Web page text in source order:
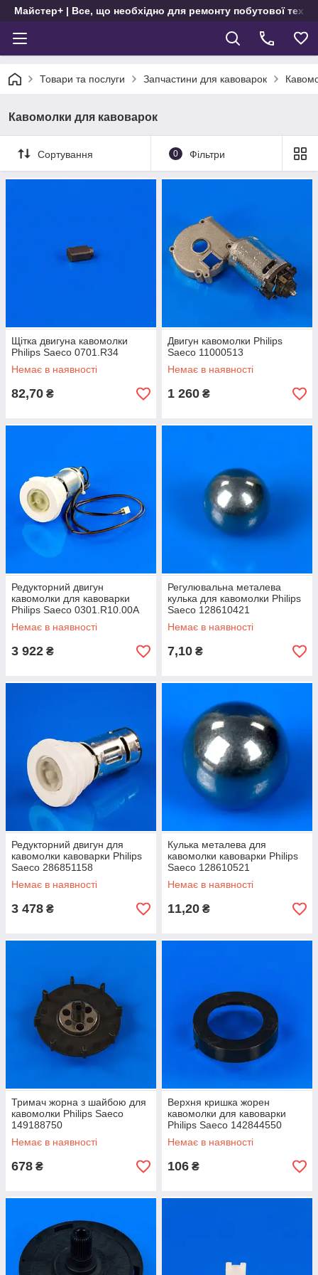
Майстер+ | Все, що необхідно для ремонту побутової
Товари та послуги Запчастини для кавоварок
Кавомолки для кавоварок
Сортування 0 Фільтри
Щітка двигуна кавомолки
Philips Saeco 0701.R34
Немає в наявності
82,70 ₴
Двигун кавомолки Philips
Saeco 11000513
Немає в наявності
1 260 ₴
Редукторний двигун
кавомолки для кавоварки
Philips Saeco 0301.R10.00A
Немає в наявності
3 922 ₴
Регулювальна металева
кулька для кавомолки Philips
Saeco 128610421
Немає в наявності
7,10 ₴
Редукторний двигун для
кавомолки кавоварки Philips
Saeco 286851158
Немає в наявності
3 478 ₴
Кулька металева для
кавомолки кавоварки Philips
Saeco 128610521
Немає в наявності
11,20 ₴
Тримач жорна з шайбою для
кавомолки Philips Saeco
149188750
Немає в наявності
678 ₴
Верхня кришка жорен
кавомолки для кавоварки
Philips Saeco 142844550
Немає в наявності
106 ₴